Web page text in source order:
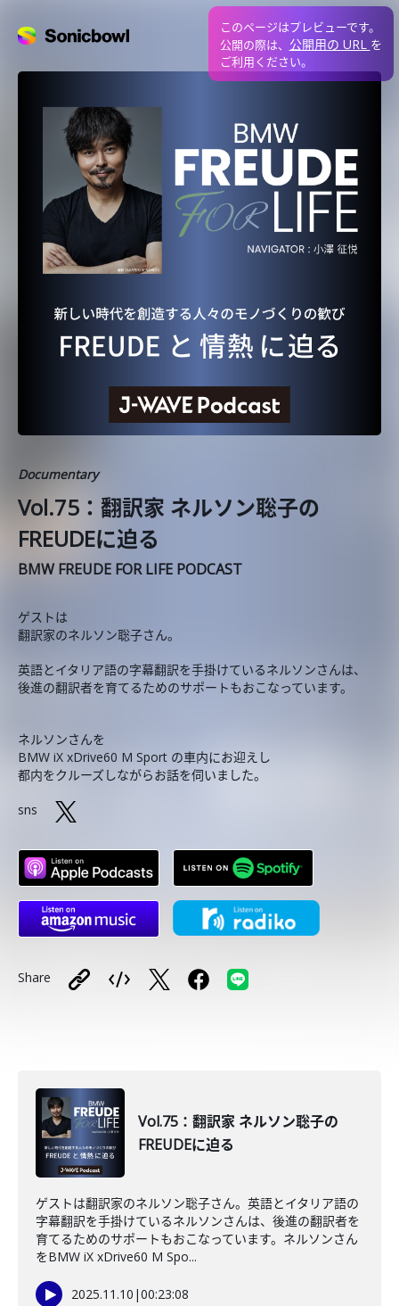
このページはプレビューです。
公開の際は、 公開用の URL を
ご利用ください。
Documentary
Vol.75：翻訳家 ネルソン聡子の
FREUDEに迫る
BMW FREUDE FOR LIFE PODCAST
ゲストは
翻訳家のネルソン聡子さん。
英語とイタリア語の字幕翻訳を手掛けているネルソンさんは、
後進の翻訳者を育てるためのサポートもおこなっています。
ネルソンさんを
BMW iX xDrive60 M Sport の車内にお迎えし
都内をクルーズしながらお話を伺いました。
sns
Share
Vol.75：翻訳家 ネルソン聡子の
FREUDEに迫る
ゲストは翻訳家のネルソン聡子さん。英語とイタリア語の
字幕翻訳を手掛けているネルソンさんは、後進の翻訳者を
育てるためのサポートもおこなっています。ネルソンさん
をBMW iX xDrive60 M Spo...
2025.11.10 |00:23:08